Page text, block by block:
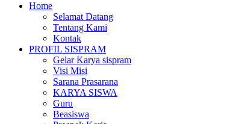
Home
Selamat Datang
Tentang Kami
Kontak
PROFIL SISPRAM
Gelar Karya sispram
Visi Misi
Sarana Prasarana
KARYA SISWA
Guru
Beasiswa